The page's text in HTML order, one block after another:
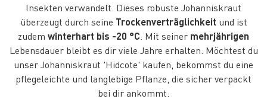
Insekten verwandelt. Dieses robuste Johanniskraut
überzeugt durch seine Trockenverträglichkeit und ist
zudem winterhart bis -20 °C . Mit seiner mehrjährigen
Lebensdauer bleibt es dir viele Jahre erhalten. Möchtest du
unser Johanniskraut 'Hidcote' kaufen, bekommst du eine
pflegeleichte und langlebige Pflanze, die sicher verpackt
bei dir ankommt.